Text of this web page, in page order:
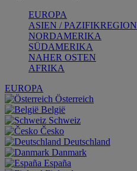
EUROPA
ASIEN / PAZIFIKREGION
NORDAMERIKA
SÜDAMERIKA
NAHER OSTEN
AFRIKA
EUROPA
Österreich
België
Schweiz
Česko
Deutschland
Danmark
España